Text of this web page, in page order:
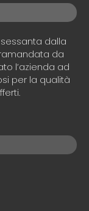
dalla
da
l’azienda ad
per la qualità